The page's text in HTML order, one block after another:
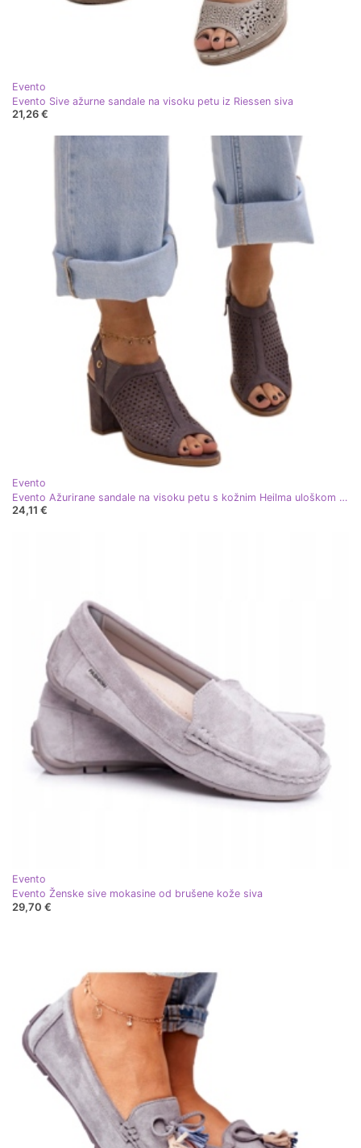
Evento
Evento Sive ažurne sandale na visoku petu iz Riessen siva
21,26 €
Evento
Evento Ažurirane sandale na visoku petu s kožnim Heilma uloškom siva
24,11 €
Evento
Evento Ženske sive mokasine od brušene kože siva
29,70 €